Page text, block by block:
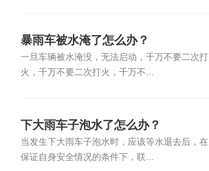
暴雨车被水淹了怎么办？
一旦车辆被水淹没，无法启动，千万不要二次打
火，千万不要二次打火，千万不...
下大雨车子泡水了怎么办？
当发生下大雨车子泡水时，应该等水退去后，在
保证自身安全情况的条件下，联...